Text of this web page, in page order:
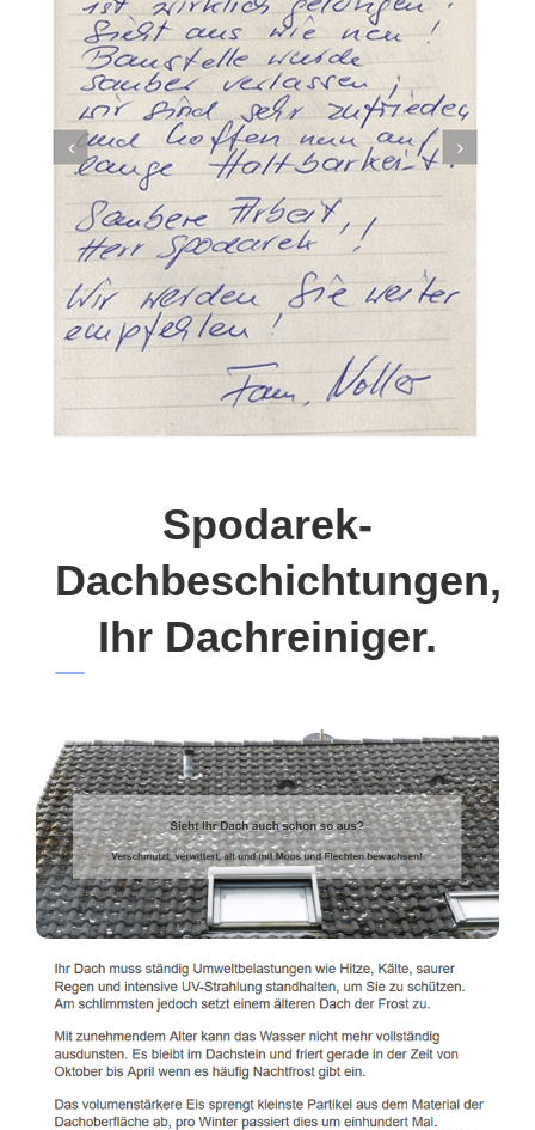
Spodarek-
Dachbeschichtungen,
Ihr Dachreiniger.